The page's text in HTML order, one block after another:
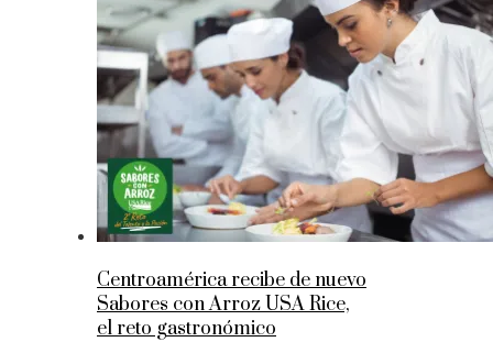
Centroamérica recibe de nuevo
Sabores con Arroz USA Rice,
el reto gastronómico